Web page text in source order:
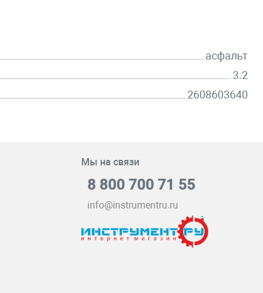
асфальт
3.2
2608603640
Мы на связи
8 800 700 71 55
info@instrumentru.ru